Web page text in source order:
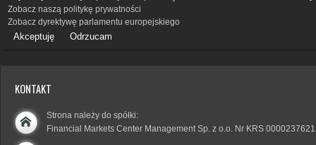
Zobacz naszą politykę prywatności
Zobacz dyrektywę parlamentu europejskiego
Akceptuję Odrzucam
KONTAKT
Strona należy do spółki:
Financial Markets Center Management Sp. z o.o. Nr KRS 0000237621